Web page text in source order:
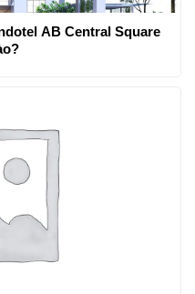
AB Central Square